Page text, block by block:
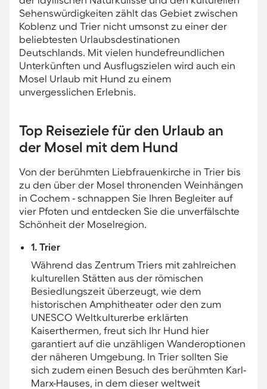
Sehenswürdigkeiten zählt das Gebiet zwischen
Koblenz und Trier nicht umsonst zu einer der
beliebtesten Urlaubsdestinationen
Deutschlands. Mit vielen hundefreundlichen
Unterkünften und Ausflugszielen wird auch ein
Mosel Urlaub mit Hund zu einem
unvergesslichen Erlebnis.
Top Reiseziele für den Urlaub an
der Mosel mit dem Hund
Von der berühmten Liebfrauenkirche in Trier bis
zu den über der Mosel thronenden Weinhängen
in Cochem - schnappen Sie Ihren Begleiter auf
vier Pfoten und entdecken Sie die unverfälschte
Schönheit der Moselregion.
1. Trier
Während das Zentrum Triers mit zahlreichen
kulturellen Stätten aus der römischen
Besiedlungszeit überzeugt, wie dem
historischen Amphitheater oder den zum
UNESCO Weltkulturerbe erklärten
Kaiserthermen, freut sich Ihr Hund hier
garantiert auf die unzähligen Wanderoptionen
der näheren Umgebung. In Trier sollten Sie
sich zudem einen Besuch des berühmten Karl-
Marx-Hauses, in dem dieser weltweit